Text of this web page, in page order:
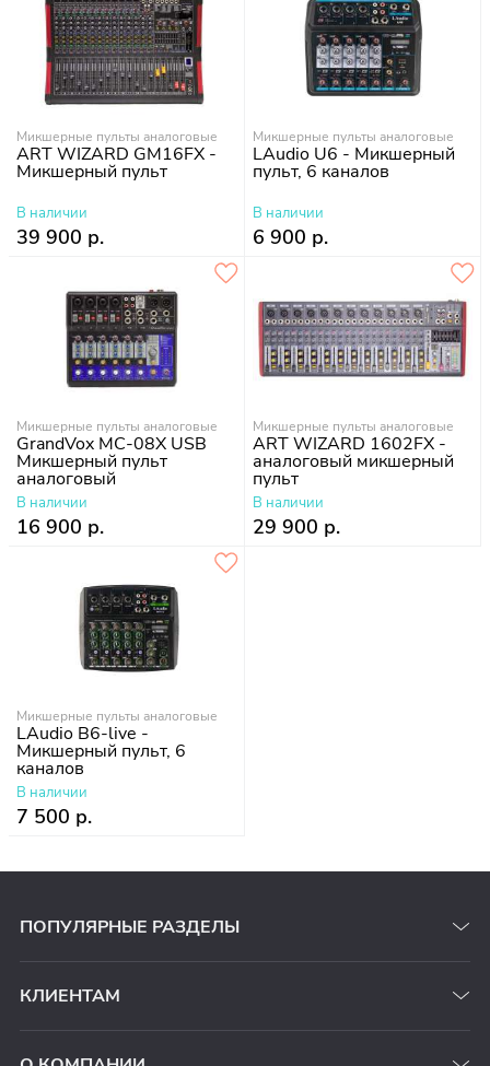
Микшерные пульты аналоговые
ART WIZARD GM16FX -
Микшерный пульт
В наличии
39 900 р.
Микшерные пульты аналоговые
LAudio U6 - Микшерный
пульт, 6 каналов
В наличии
6 900 р.
Микшерные пульты аналоговые
GrandVox MC-08X USB
Микшерный пульт
аналоговый
В наличии
16 900 р.
Микшерные пульты аналоговые
ART WIZARD 1602FX -
аналоговый микшерный
пульт
В наличии
29 900 р.
Микшерные пульты аналоговые
LAudio B6-live -
Микшерный пульт, 6
каналов
В наличии
7 500 р.
ПОПУЛЯРНЫЕ РАЗДЕЛЫ
КЛИЕНТАМ